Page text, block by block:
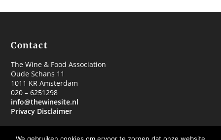
Contact
The Wine & Food Association
Oude Schans 11
1011 KR Amsterdam
020 – 6251298
info@thewinesite.nl
Privacy Disclaimer